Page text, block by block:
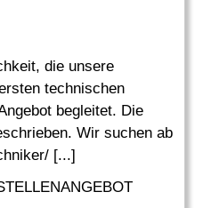
die unsere
technischen
begleitet. Die
Wir suchen ab
[...]